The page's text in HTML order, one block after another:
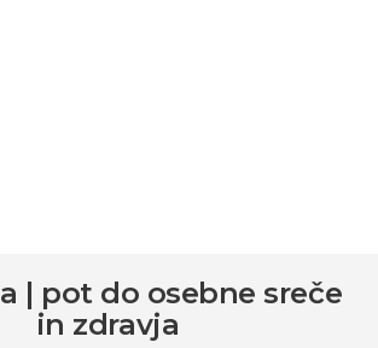
| pot do osebne sreče
in zdravja